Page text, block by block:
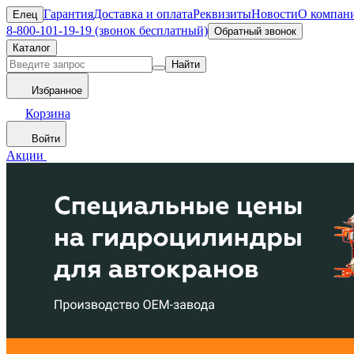
Елец ГарантияДоставка и оплатаРеквизитыНовостиО
8-800-101-19-19 (звонок бесплатный) Обратный звонок
Каталог
Найти
Избранное
Корзина
Войти
Акции